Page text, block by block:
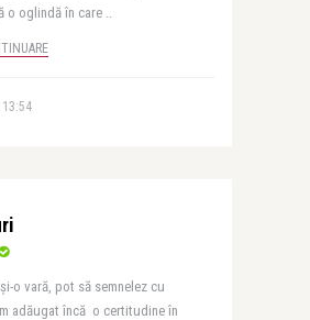
o oglindă în care ..
o vară, pot să semnelez cu
adăugat încă o certitudine în